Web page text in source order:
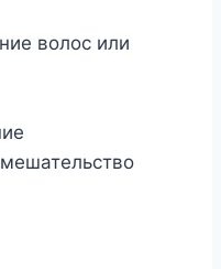
волос или